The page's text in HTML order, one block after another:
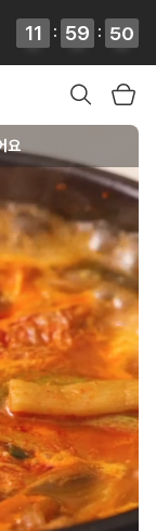
11
12
11
12 : 59
59
59
59 : 44
45
44
45